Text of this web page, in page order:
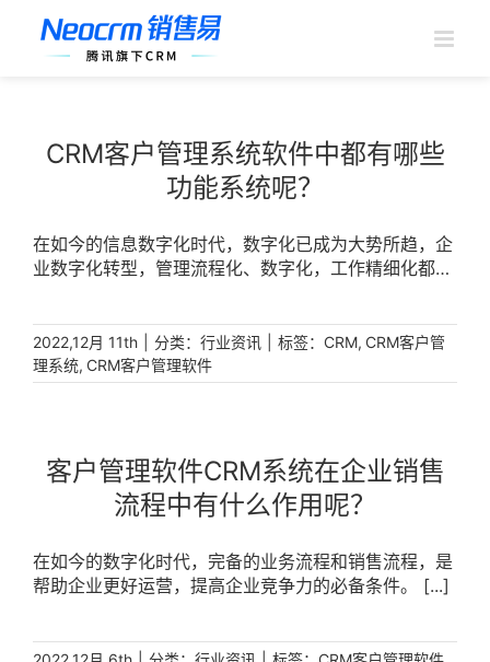
CRM客户管理系统软件中都有哪些
功能系统呢？
在如今的信息数字化时代，数字化已成为大势所趋，企
业数字化转型，管理流程化、数字化，工作精细化都已
2022,12月 11th 分类： 行业资讯 标签： CRM, CRM客户管
理系统, CRM客户管理软件
客户管理软件CRM系统在企业销售
流程中有什么作用呢？
在如今的数字化时代，完备的业务流程和销售流程，是
帮助企业更好运营，提高企业竞争力的必备条件。 [...]